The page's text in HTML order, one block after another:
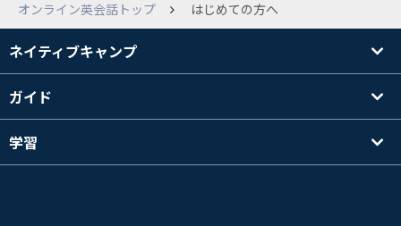
オンライン英会話トップ はじめての方へ
ネイティブキャンプ
ガイド
学習